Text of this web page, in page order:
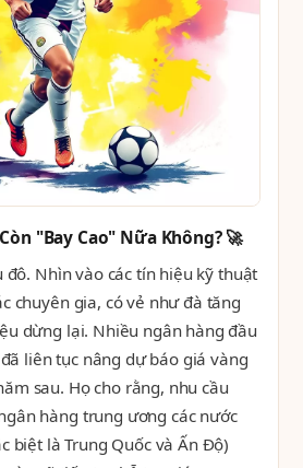
"Bay Cao" Nữa Không? 🚀
Nhìn vào các tín hiệu kỹ thuật
chuyên gia, có vẻ như đà tăng
dừng lại. Nhiều ngân hàng đầu
liên tục nâng dự báo giá vàng
sau. Họ cho rằng, nhu cầu
hàng trung ương các nước
biệt là Trung Quốc và Ấn Độ)